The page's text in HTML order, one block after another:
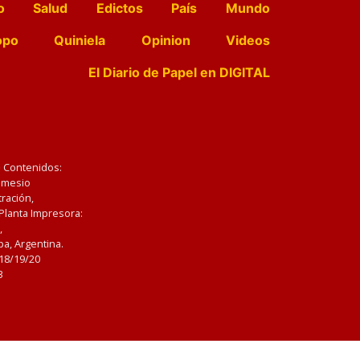
Salud Edictos País
Mundo
Quiniela Opinion
Videos
El Diario de Papel en DIGITAL
Impresora:
Argentina.
19/20